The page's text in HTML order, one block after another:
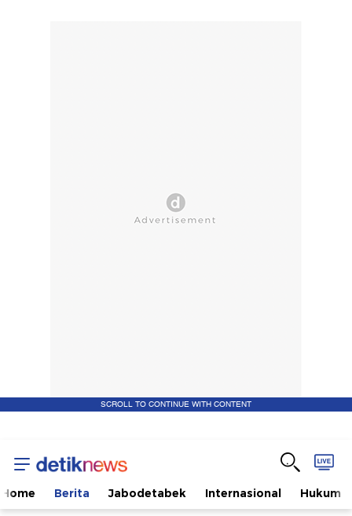
SCROLL TO CONTINUE WITH CONTENT
Home Berita Jabodetabek Internasional Hukum